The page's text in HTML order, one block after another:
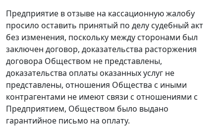
Предприятие в отзыве на кассационную жалобу
просило оставить принятый по делу судебный акт
без изменения, поскольку между сторонами был
заключен договор, доказательства расторжения
договора Обществом не представлены,
доказательства оплаты оказанных услуг не
представлены, отношения Общества с иными
контрагентами не имеют связи с отношениями с
Предприятием, Обществом было выдано
гарантийное письмо на оплату.